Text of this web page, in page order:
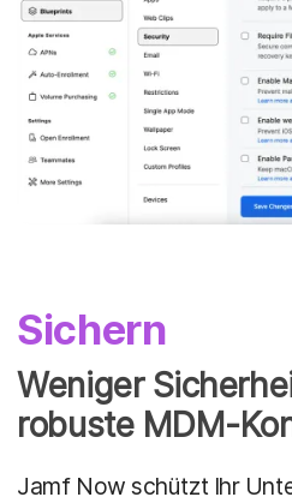
Sichern
Weniger
robuste MDM-
Jamf Now schützt Ihr